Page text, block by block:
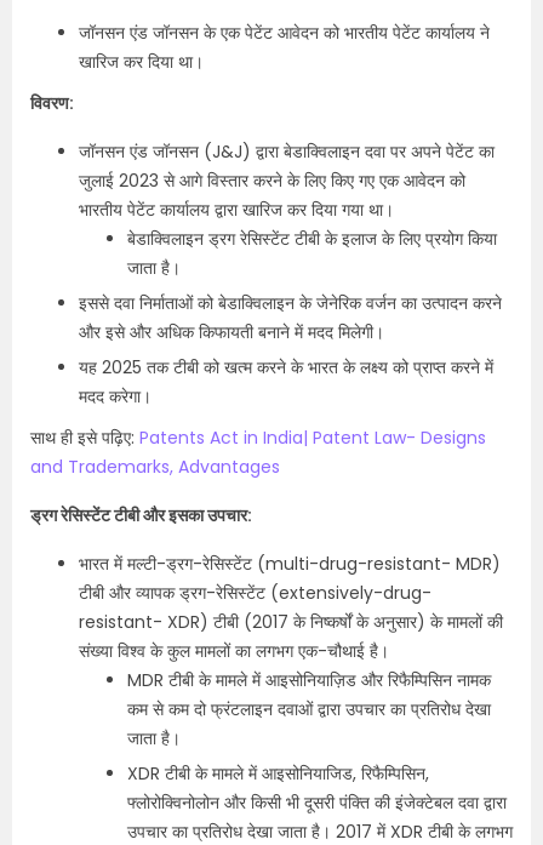
जॉनसन एंड जॉनसन के एक पेटेंट आवेदन को भारतीय पेटेंट कार्यालय ने
खारिज कर दिया था।
विवरण:
जॉनसन एंड जॉनसन (J&J) द्वारा बेडाक्विलाइन दवा पर अपने पेटेंट का
जुलाई 2023 से आगे विस्तार करने के लिए किए गए एक आवेदन को
भारतीय पेटेंट कार्यालय द्वारा खारिज कर दिया गया था।
बेडाक्विलाइन ड्रग रेसिस्टेंट टीबी के इलाज के लिए प्रयोग किया
जाता है।
इससे दवा निर्माताओं को बेडाक्विलाइन के जेनेरिक वर्जन का उत्पादन करने
और इसे और अधिक किफायती बनाने में मदद मिलेगी।
यह 2025 तक टीबी को खत्म करने के भारत के लक्ष्य को प्राप्त करने में
मदद करेगा।
साथ ही इसे पढ़िए: Patents Act in India| Patent Law- Designs
and Trademarks, Advantages
ड्रग रेसिस्टेंट टीबी और इसका उपचार:
भारत में मल्टी-ड्रग-रेसिस्टेंट (multi-drug-resistant- MDR)
टीबी और व्यापक ड्रग-रेसिस्टेंट (extensively-drug-
resistant- XDR) टीबी (2017 के निष्कर्षों के अनुसार) के मामलों की
संख्या विश्व के कुल मामलों का लगभग एक-चौथाई है।
MDR टीबी के मामले में आइसोनियाज़िड और रिफैम्पिसिन नामक
कम से कम दो फ्रंटलाइन दवाओं द्वारा उपचार का प्रतिरोध देखा
जाता है।
XDR टीबी के मामले में आइसोनियाजिड, रिफैम्पिसिन,
फ्लोरोक्विनोलोन और किसी भी दूसरी पंक्ति की इंजेक्टेबल दवा द्वारा
उपचार का प्रतिरोध देखा जाता है। 2017 में XDR टीबी के लगभग